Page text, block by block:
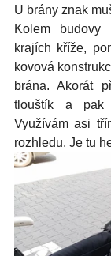
U brány znak
Kolem
krajích kříže,
kovová
brána. Akorát
tlouštík a pak
Využívám asi
rozhledu. Je tu